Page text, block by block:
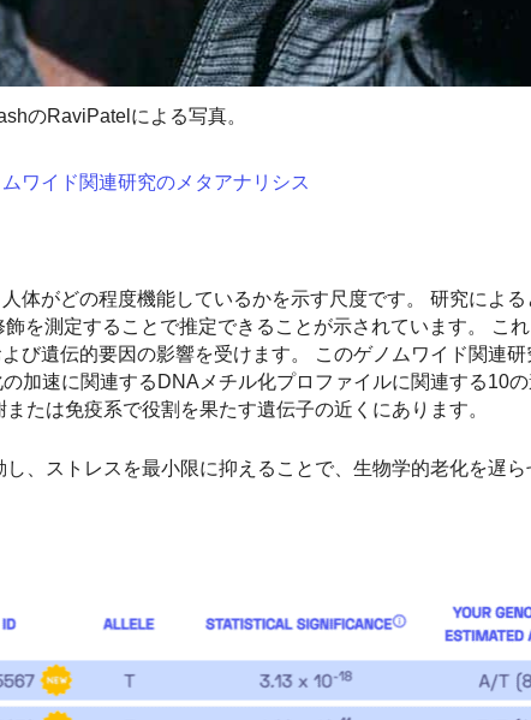
のRaviPatelによる写真。
ワイド関連研究のメタアナリシス
体がどの程度機能しているかを示す尺度です。 研究によ
を測定することで推定できることが示されています。 こ
び遺伝的要因の影響を受けます。 このゲノムワイド関連
加速に関連するDNAメチル化プロファイルに関連する10
たは免疫系で役割を果たす遺伝子の近くにあります。
、ストレスを最小限に抑えることで、生物学的老化を遅